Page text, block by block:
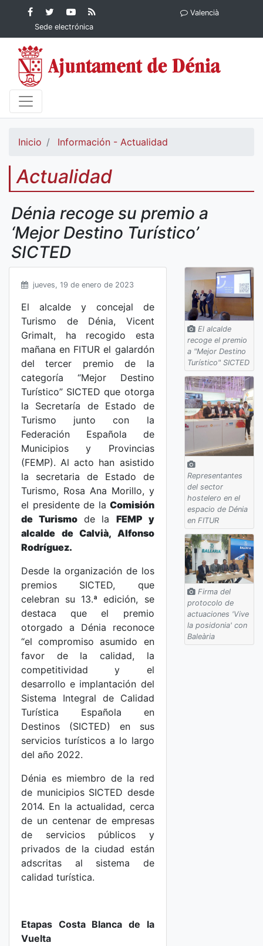
Contenido principalFacebook
Ayuntamiento de
Dénia
Ayuntamiento
de Dénia
YouTube
Ayuntamiento
de Dénia
Ayuntamiento
Sede electrónica
Valencià
Inicio Información - Actualidad
Actualidad
Dénia recoge su premio a
‘Mejor Destino Turístico’
SICTED
jueves, 19 de enero de 2023
El alcalde y concejal de
Turismo de Dénia, Vicent
Grimalt, ha recogido esta
mañana en FITUR el galardón
del tercer premio de la
categoría “Mejor Destino
Turístico” SICTED que otorga
la Secretaría de Estado de
Turismo junto con la
Federación Española de
Municipios y Provincias
(FEMP). Al acto han asistido
la secretaria de Estado de
Turismo, Rosa Ana Morillo, y
el presidente de la Comisión
de Turismo de la
FEMP y
alcalde de Calvià, Alfonso
Rodríguez.
Desde la organización de los
premios SICTED, que
celebran su 13.ª edición, se
destaca que el premio
otorgado a Dénia reconoce
“el compromiso asumido en
favor de la calidad, la
competitividad y el
desarrollo e implantación del
Sistema Integral de Calidad
Turística Española en
Destinos (SICTED) en sus
servicios turísticos a lo largo
del año 2022.
Dénia es miembro de la red
de municipios SICTED desde
2014. En la actualidad, cerca
de un centenar de empresas
de servicios públicos y
privados de la ciudad están
adscritas al sistema de
calidad turística.
Etapas Costa Blanca de la
Vuelta
El alcalde
recoge el premio
a "Mejor Destino
Turístico" SICTED
Representantes
del sector
hostelero en el
espacio de Dénia
en FITUR
Firma del
protocolo de
actuaciones 'Vive
la posidonia' con
Baleària